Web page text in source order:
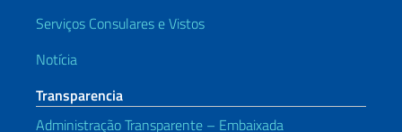
Serviços Consulares e Vistos
Notícia
Transparencia
Administração Transparente – Embaixada